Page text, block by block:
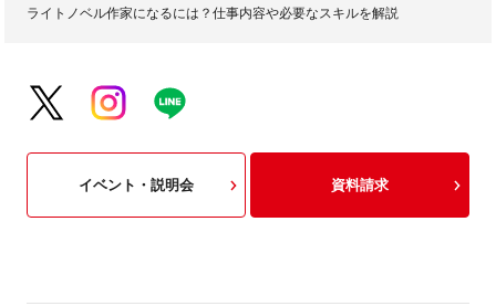
ライトノベル作家になるには？仕事内容や必要なスキルを解説
イベント・説明会 資料請求